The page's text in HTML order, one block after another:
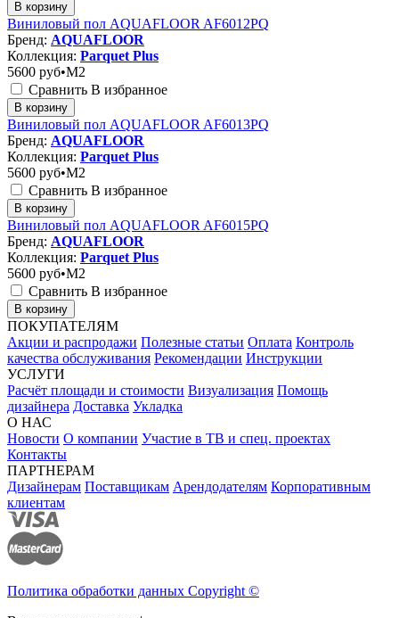
В корзину
Виниловый пол AQUAFLOOR AF6012PQ
Бренд: AQUAFLOOR
Коллекция: Parquet Plus
5600 руб•M2
Сравнить В избранное
В корзину
Виниловый пол AQUAFLOOR AF6013PQ
Бренд: AQUAFLOOR
Коллекция: Parquet Plus
5600 руб•M2
Сравнить В избранное
В корзину
Виниловый пол AQUAFLOOR AF6015PQ
Бренд: AQUAFLOOR
Коллекция: Parquet Plus
5600 руб•M2
Сравнить В избранное
В корзину
ПОКУПАТЕЛЯМ
Акции и распродажи Полезные статьи Оплата Контроль
качества обслуживания Рекомендации Инструкции
УСЛУГИ
Расчёт площади и стоимости Визуализация Помощь
дизайнера Доставка Укладка
О НАС
Новости О компании Участие в ТВ и спец. проектах
Контакты
ПАРТНЕРАМ
Дизайнерам Поставщикам Арендодателям Корпоративным
клиентам
Политика обработки данных Copyright ©